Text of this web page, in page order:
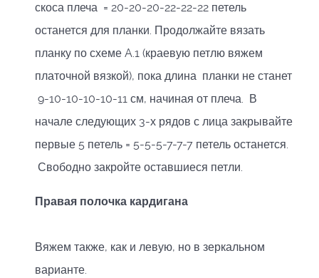
скоса плеча = 20-20-20-22-22-22 петель
останется для планки. Продолжайте вязать
планку по схеме A.1 (краевую петлю вяжем
платочной вязкой), пока длина планки не станет
9-10-10-10-10-11 см, начиная от плеча. В
начале следующих 3-х рядов с лица закрывайте
первые 5 петель = 5-5-5-7-7-7 петель останется.
Свободно закройте оставшиеся петли.
Правая полочка кардигана
Вяжем также, как и левую, но в зеркальном
варианте.